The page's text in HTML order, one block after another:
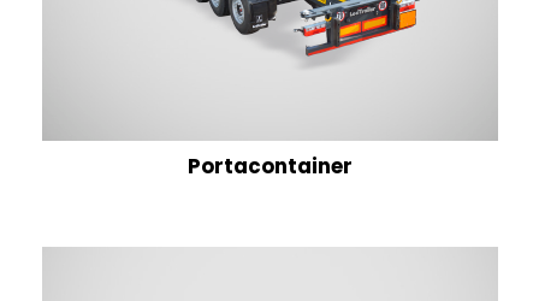
Portacontainer